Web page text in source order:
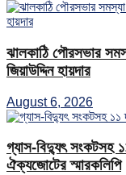
ঝালকাঠি পৌরসভার
জিয়াউদ্দিন হায়দার
August 6, 2026
গ্যাস-বিদ্যুৎ সংকটসহ
ঐক্যজোটের স্মারকলিপি